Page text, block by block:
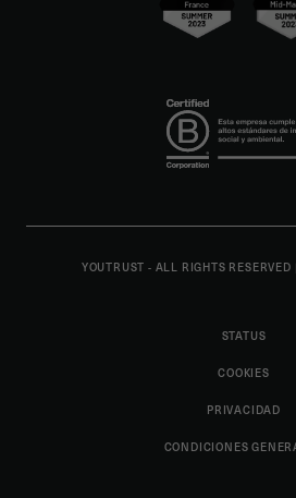
YOUTRUST - ALL RIGHTS RESERVED
STATUS
COOKIES
PRIVACIDAD
CONDICIONES